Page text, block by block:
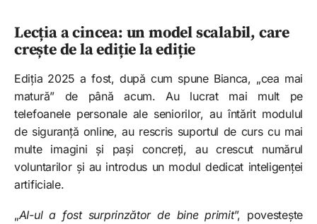
Lecția a cincea: un model scalabil, care
crește de la ediție la ediție
Ediția 2025 a fost, după cum spune Bianca, „cea mai
matură” de până acum. Au lucrat mai mult pe
telefoanele personale ale seniorilor, au întărit modulul
de siguranță online, au rescris suportul de curs cu mai
multe imagini și pași concreți, au crescut numărul
voluntarilor și au introdus un modul dedicat inteligenței
artificiale.
„AI-ul a fost surprinzător de bine primit”, povestește